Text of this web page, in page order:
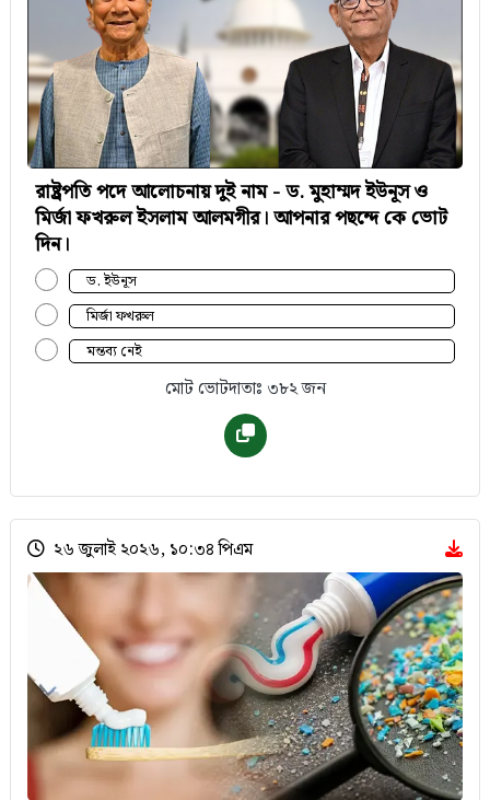
রাষ্ট্রপতি পদে আলোচনায় দুই নাম - ড. মুহাম্মদ ইউনূস ও
মির্জা ফখরুল ইসলাম আলমগীর। আপনার পছন্দে কে ভোট
দিন।
ড. ইউনূস
মির্জা ফখরুল
মন্তব্য নেই
মোট ভোটদাতাঃ ৩৮২ জন
২৬ জুলাই ২০২৬, ১০:৩৪ পিএম